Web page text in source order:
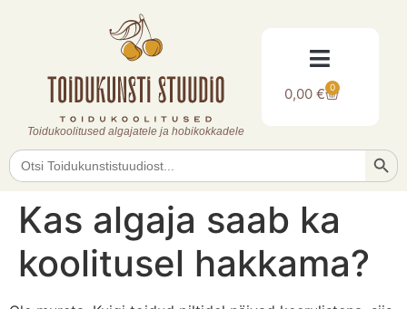
Toidukoolitused algajatele ja hobikokkadele
0,00€ 0
Search
for:
Kas algaja saab ka
koolitusel hakkama?